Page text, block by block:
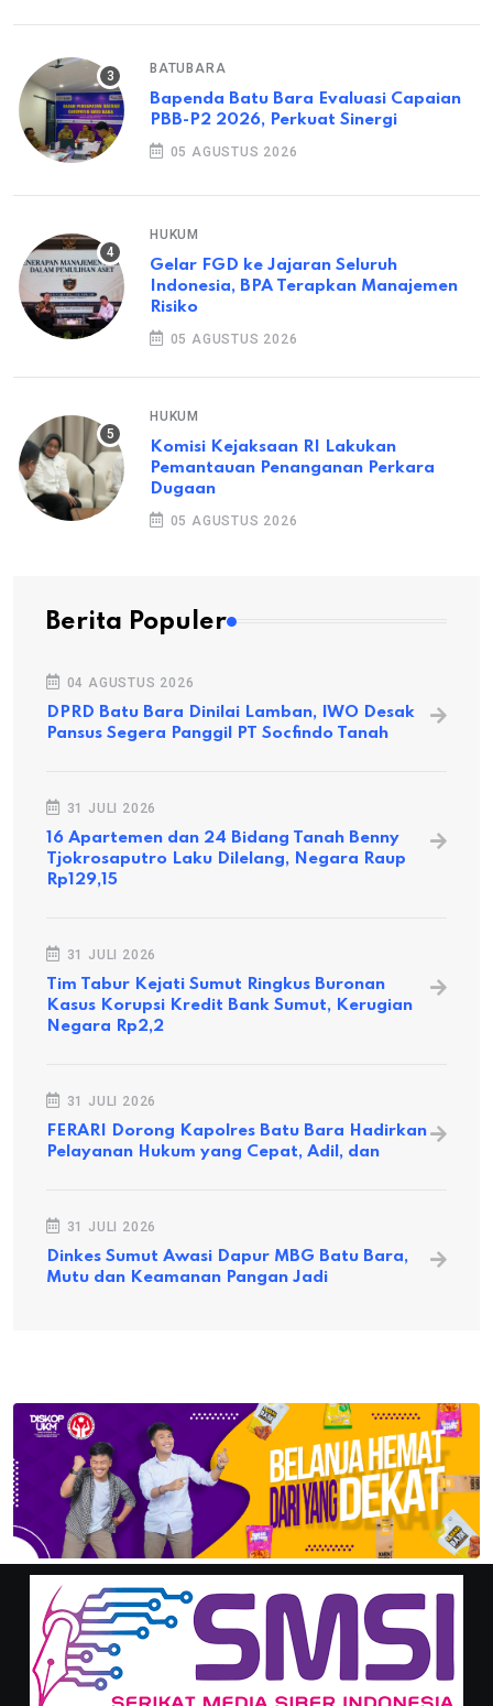
BATUBARA
Bapenda Batu Bara Evaluasi Capaian
PBB-P2 2026, Perkuat Sinergi
05 AGUSTUS 2026
HUKUM
Gelar FGD ke Jajaran Seluruh
Indonesia, BPA Terapkan Manajemen
Risiko
05 AGUSTUS 2026
HUKUM
Komisi Kejaksaan RI Lakukan
Pemantauan Penanganan Perkara
Dugaan
05 AGUSTUS 2026
Berita Populer
04 AGUSTUS 2026
DPRD Batu Bara Dinilai Lamban, IWO Desak
Pansus Segera Panggil PT Socfindo Tanah
31 JULI 2026
16 Apartemen dan 24 Bidang Tanah Benny
Tjokrosaputro Laku Dilelang, Negara Raup
Rp129,15
31 JULI 2026
Tim Tabur Kejati Sumut Ringkus Buronan
Kasus Korupsi Kredit Bank Sumut, Kerugian
Negara Rp2,2
31 JULI 2026
FERARI Dorong Kapolres Batu Bara Hadirkan
Pelayanan Hukum yang Cepat, Adil, dan
31 JULI 2026
Dinkes Sumut Awasi Dapur MBG Batu Bara,
Mutu dan Keamanan Pangan Jadi